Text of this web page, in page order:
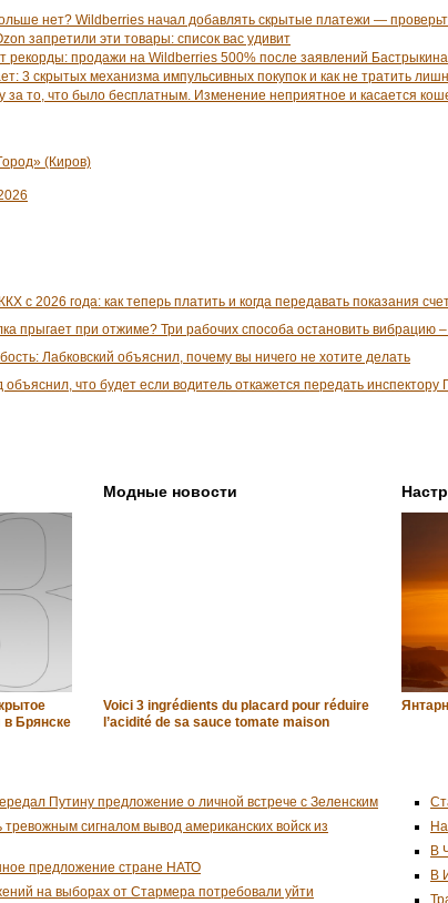
нет? Wildberries начал добавлять скрытые платежи —
запретили эти товары: список вас удивит
рекорды: продажи на Wildberries 500% после заявлений Бастрыкина
3 скрытых механизма импульсивных покупок и как не тратить
за то, что было бесплатным. Изменение неприятное и касается
(Киров)
с 2026 года: как теперь платить и когда передавать показания
прыгает при отжиме? Три рабочих способа остановить вибрацию –
Лабковский объяснил, почему вы ничего не хотите делать
объяснил, что будет если водитель откажется передать инспектору
в Брянске
Модные новости
Voici 3 ingrédients du placard pour réduire
l’acidité de sa sauce tomate maison
Путину предложение о личной встрече с Зеленским
тревожным сигналом вывод американских войск из
предложение стране НАТО
на выборах от Стармера потребовали уйти
В
В